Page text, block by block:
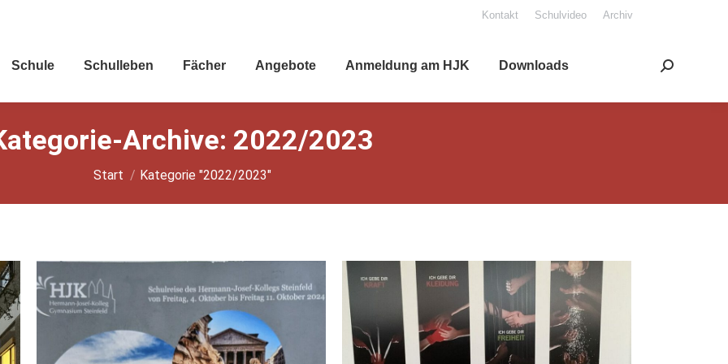
Kon­takt Schul­vi­deo Archiv
Schu­le Schul­le­ben Fächer Ange­bo­te Anmel­dung am HJK Down­loads Search:
Archive: 2022/2023
Sie befinden sich hier:
Start Kategorie "2022/2023"